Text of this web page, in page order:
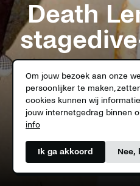
Death
Auteur Jasper
Swipe
Om jouw bezoek aan onze
persoonlijker te maken,
cookies kunnen wij
jouw internetgedrag binnen
info
Ik ga akkoord Nee,